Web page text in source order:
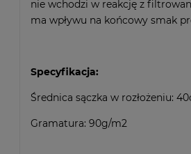
nie wchodzi w reakcję z
ma wpływu na końcowy smak
Specyfikacja:
Średnica sączka w rozłożeniu:
Gramatura: 90g/m2